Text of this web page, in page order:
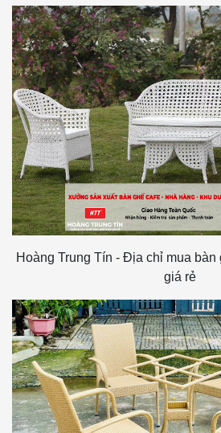
Hoàng Trung Tín - Địa chỉ mua bàn
giá rẻ